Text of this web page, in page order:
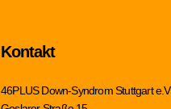
Kontakt
46PLUS Down-Syndrom Stuttgart e.V.